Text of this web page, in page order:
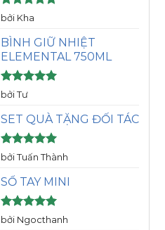
Được xếp
sao
bởi Kha
BÌNH GIỮ NHIỆT
ELEMENTAL 750ML
Được xếp
sao
bởi Tư
SET QUÀ TẶNG ĐỐI TÁC
Được xếp
sao
bởi Tuấn Thành
SỔ TAY MINI
Được xếp
bởi Ngocthanh